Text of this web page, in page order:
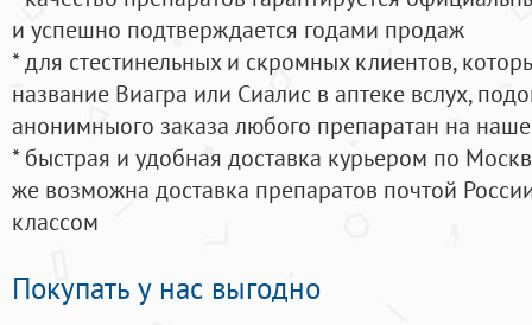
и успешно подтверждается годами продаж
* для стестинельных и скромных клиентов,
название Виагра или Сиалис в аптеке вслух,
анонимныого заказа любого препаратан на
* быстрая и удобная доставка курьером по
же возможна доставка препаратов почтой
классом
Покупать у нас выгодно